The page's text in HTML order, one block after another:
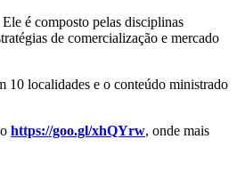
é composto pelas disciplinas
de comercialização e mercado
10 localidades e o conteúdo ministrado
https://goo.gl/xhQYrw, onde mais